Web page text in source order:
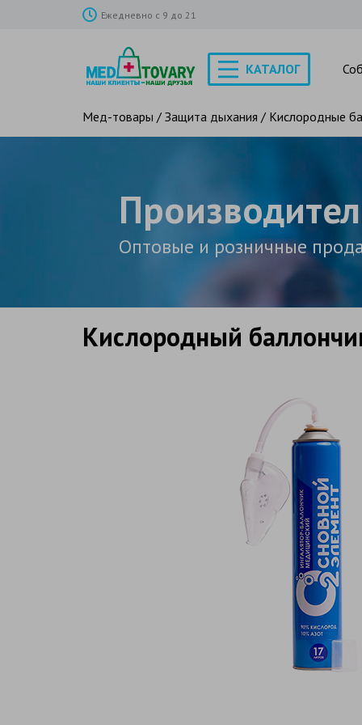
Ежедневно с 9 до 21
КАТАЛОГ
Мед-товары / Защита дыхания / Кислородные
Оптовые и розничные
Кислородный